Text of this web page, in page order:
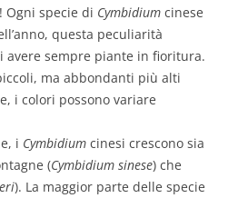
Ogni specie di Cymbidium cinese
questa peculiarità
avere sempre piante in fioritura.
ma abbondanti più alti
i colori possono variare
i Cymbidium cinesi crescono sia
(Cymbidium sinese) che
). La maggior parte delle specie